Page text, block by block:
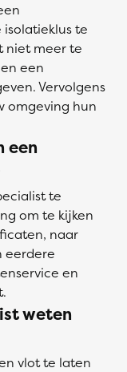
te
niet meer te
een
Vervolgens
omgeving hun
een
te
om te kijken
naar
eerdere
en
weten
vlot te laten